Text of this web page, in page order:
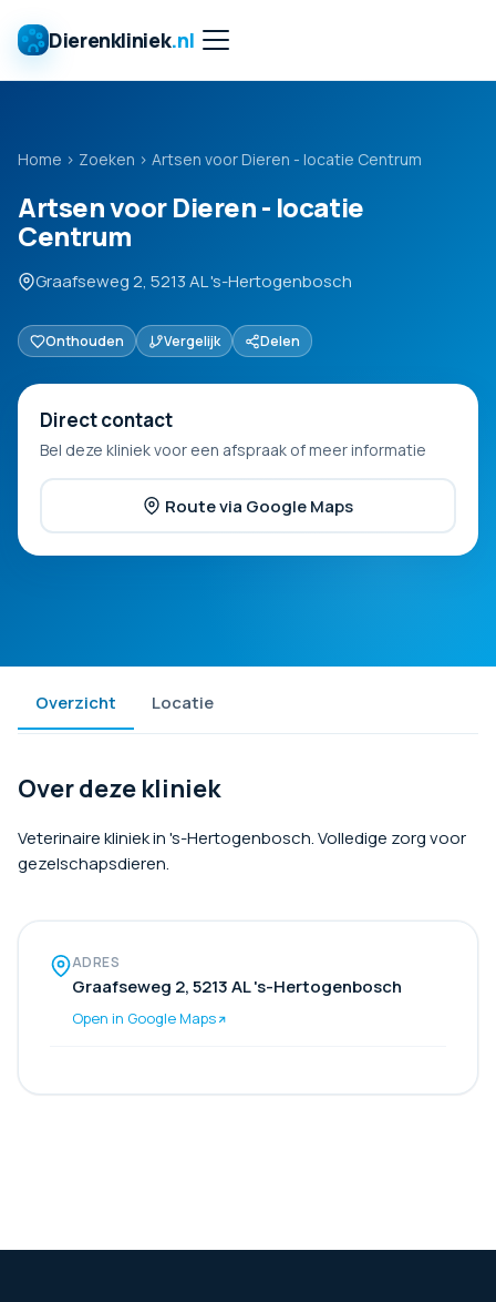
Dierenkliniek.nl
Home › Zoeken › Artsen voor Dieren - locatie Centrum
Artsen voor Dieren - locatie
Centrum
Graafseweg 2, 5213 AL 's-Hertogenbosch
Onthouden Vergelijk Delen
Direct contact
Bel deze kliniek voor een afspraak of meer informatie
Route via Google Maps
Overzicht Locatie
Over deze kliniek
Veterinaire kliniek in 's-Hertogenbosch. Volledige zorg voor
gezelschapsdieren.
ADRES
Graafseweg 2, 5213 AL 's-Hertogenbosch
Open in Google Maps